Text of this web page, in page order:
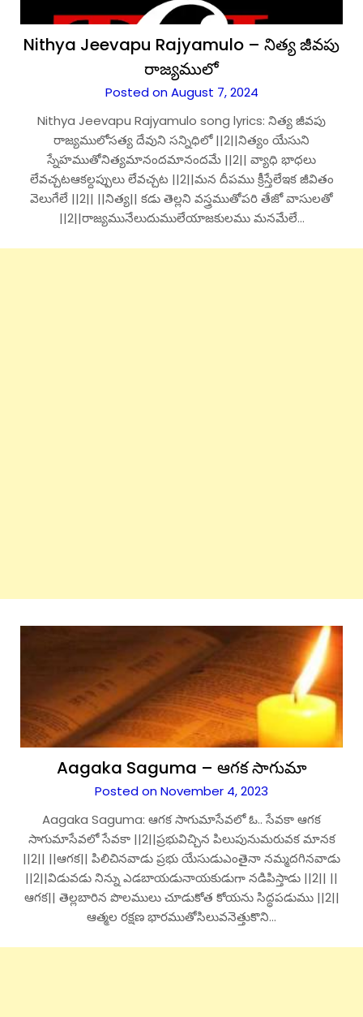
Nithya Jeevapu Rajyamulo – నిత్య జీవపు
రాజ్యములో
Posted on August 7, 2024
Nithya Jeevapu Rajyamulo song lyrics: నిత్య జీవపు
రాజ్యములోసత్య దేవుని సన్నిధిలో ||2||నిత్యం యేసుని
స్నేహముతోనిత్యమానందమానందమే ||2|| వ్యాధి భాధలు
లేవచ్చటఆకల్దప్పులు లేవచ్చట ||2||మన దీపము క్రీస్తేలేఇక జీవితం
వెలుగేలే ||2|| ||నిత్య|| కడు తెల్లని వస్త్రముతోపరి తేజో వాసులతో
||2||రాజ్యమునేలుదుములేయాజకులము మనమేలే…
Aagaka Saguma – ఆగక సాగుమా
Posted on November 4, 2023
Aagaka Saguma: ఆగక సాగుమాసేవలో ఓ.. సేవకా ఆగక
సాగుమాసేవలో సేవకా ||2||ప్రభువిచ్చిన పిలుపునుమరువక మానక
||2|| ||ఆగక|| పిలిచినవాడు ప్రభు యేసుడుఎంతైనా నమ్మదగినవాడు
||2||విడువడు నిన్ను ఎడబాయడునాయకుడుగా నడిపిస్తాడు ||2|| ||
ఆగక|| తెల్లబారిన పొలములు చూడుకోత కోయను సిద్ధపడుము ||2||
ఆత్మల రక్షణ భారముతోసిలువనెత్తుకొని…